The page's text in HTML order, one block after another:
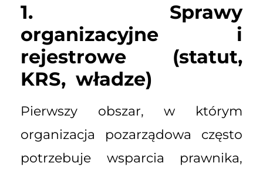
1. Sprawy
organizacyjne i
rejestrowe (statut,
KRS, władze)
Pierwszy obszar, w którym
organizacja pozarządowa często
potrzebuje wsparcia prawnika,